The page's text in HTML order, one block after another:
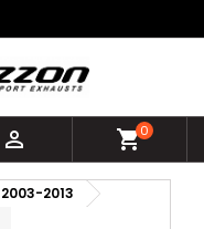
 shopping_cart0
2013